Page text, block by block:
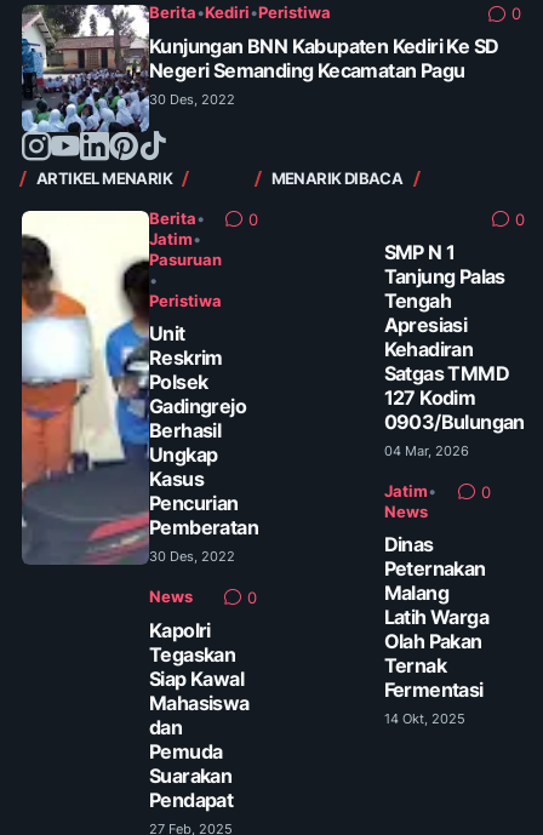
Berita•Kediri•Peristiwa 0
Kunjungan BNN Kabupaten Kediri Ke SD
Negeri Semanding Kecamatan Pagu
30 Des, 2022
ARTIKEL MENARIK
Berita•
Jatim•
Pasuruan
•
Peristiwa
0
Unit
Reskrim
Polsek
Gadingrejo
Berhasil
Ungkap
Kasus
Pencurian
Pemberatan
30 Des, 2022
News 0
Kapolri
Tegaskan
Siap Kawal
Mahasiswa
dan
Pemuda
Suarakan
Pendapat
27 Feb, 2025
MENARIK DIBACA
0
SMP N 1
Tanjung Palas
Tengah
Apresiasi
Kehadiran
Satgas TMMD
127 Kodim
0903/Bulungan
04 Mar, 2026
Jatim•
News
0
Dinas
Peternakan
Malang
Latih Warga
Olah Pakan
Ternak
Fermentasi
14 Okt, 2025